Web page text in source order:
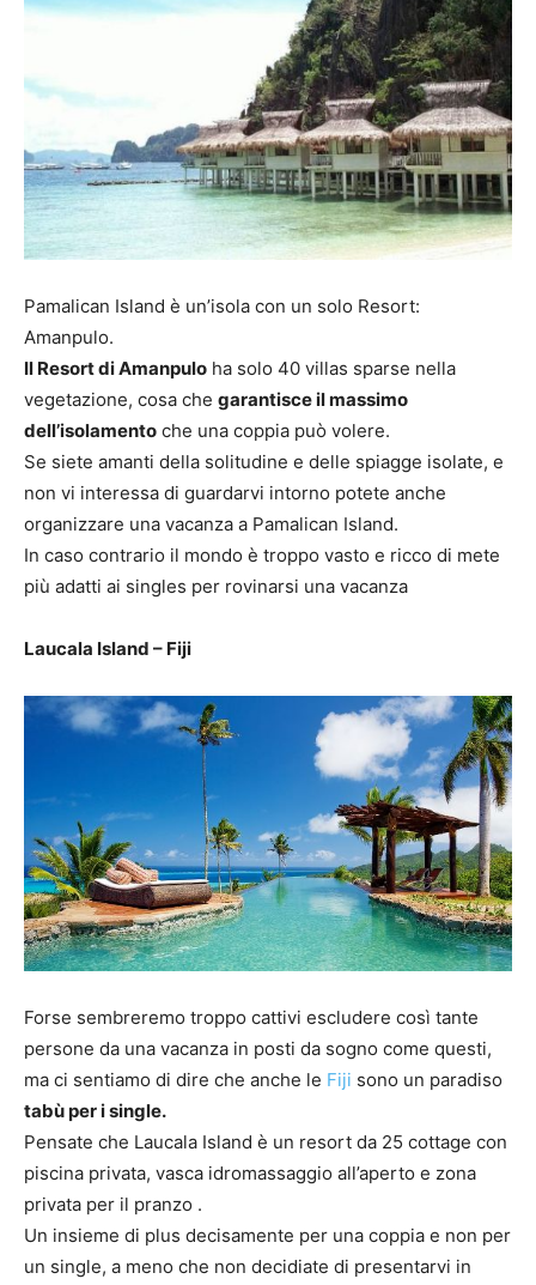
Pamalican Island è un’isola con un solo Resort:
Amanpulo.
Il Resort di Amanpulo ha solo 40 villas sparse nella
vegetazione, cosa che garantisce il massimo
dell’isolamento che una coppia può volere.
Se siete amanti della solitudine e delle spiagge isolate, e
non vi interessa di guardarvi intorno potete anche
organizzare una vacanza a Pamalican Island.
In caso contrario il mondo è troppo vasto e ricco di mete
più adatti ai singles per rovinarsi una vacanza
Laucala Island – Fiji
Forse sembreremo troppo cattivi escludere così tante
persone da una vacanza in posti da sogno come questi,
ma ci sentiamo di dire che anche le Fiji sono un paradiso
tabù per i single.
Pensate che Laucala Island è un resort da 25 cottage con
piscina privata, vasca idromassaggio all’aperto e zona
privata per il pranzo .
Un insieme di plus decisamente per una coppia e non per
un single, a meno che non decidiate di presentarvi in